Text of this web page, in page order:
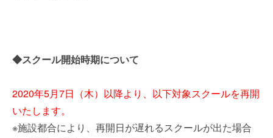
◆スクール開始時期について
2020年5月7日（木）以降より、以下対象スクールを再開
いたします。
※施設都合により、再開日が遅れるスクールが出た場合